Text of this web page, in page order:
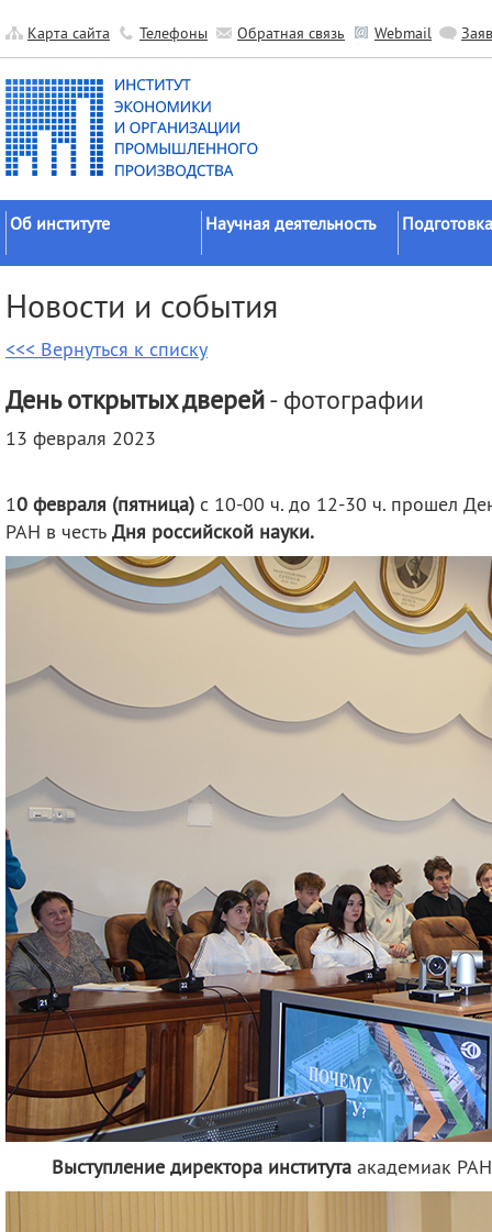
Карта сайта Телефоны Обратная связь Webmail
Об институте
Официальные документы
История
Научные подразделения
Прочие подразделения
деятельность
Контакты
Научная деятельность
исследований
Гранты
Мероприятия
Публикации
советы
Новости и события
<<< Вернуться к списку
День открытых дверей- фотографии
13 февраля 2023
10 февраля (пятница) с 10-00 ч. до 12-30 ч. прошел
РАН в честь Дня российской науки.
Выступление директора институтаакадемиак РАН